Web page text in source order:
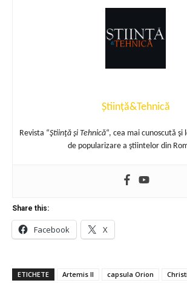
Știință&Tehnică
Revista “Ştiinţă şi Tehnică“, cea mai cunoscută
de popularizare a ştiintelor din
Share this:
Facebook X
ETICHETE Artemis II capsula Orion